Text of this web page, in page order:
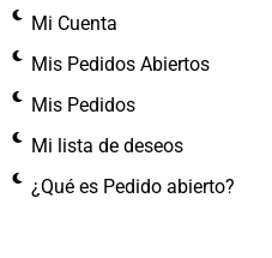
Mi Cuenta
Mis Pedidos Abiertos
Mis Pedidos
Mi lista de deseos
¿Qué es Pedido abierto?